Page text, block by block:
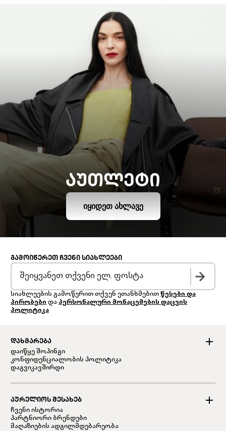
ᲐᲣᲗᲚᲔᲢᲘ
ᲘᲧᲘᲓᲔᲗ ᲐᲮᲚᲐᲕᲔ
ᲓᲐᲮᲛᲐᲠᲔᲑᲐ
დაიწყე შოპინგი
კონფიდენციალობის პოლიტიკა
დაგვიკავშირდი
ᲐᲣᲠᲔᲚᲘᲝᲡ ᲨᲔᲡᲐᲮᲔᲑ
ჩვენი ისტორია
პარტნიორი ბრენდები
მაღაზიების ადგილმდებარეობა
ᲒᲐᲛᲝᲘᲬᲔᲠᲔᲗ ᲩᲕᲔᲜᲘ ᲡᲘᲐᲮᲚᲔᲔᲑᲘ
სიახლეების გამოწერით თქვენ ეთანხმებით წესები და
პირობები და პერსონალური მონაცემების დაცვის
პოლიტიკა